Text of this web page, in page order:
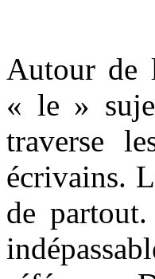
Autour de
« le »
traverse
écrivains.
de